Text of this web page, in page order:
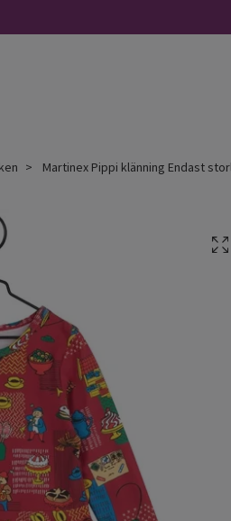
Martinex Pippi klänning Endast